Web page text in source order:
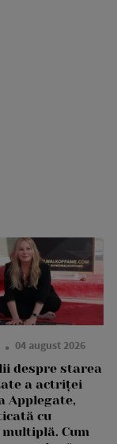
04 august 2026
despre starea
a actriței
Applegate,
cu
Cum